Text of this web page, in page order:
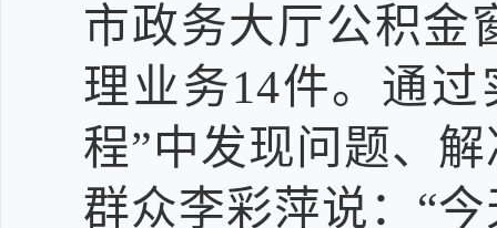
市政务大厅公积金
理业务14件。 通过
程”中发现问题、
群众李彩萍说： “